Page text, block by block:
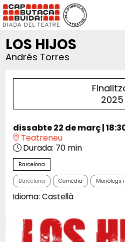
LOS HIJOS
Andrés Torres
2025
dissabte 22 de març|
Teatreneu
Durada: 70 min
Barcelona
Barcelona Comèdia Monòlegs
Idioma: Castellà